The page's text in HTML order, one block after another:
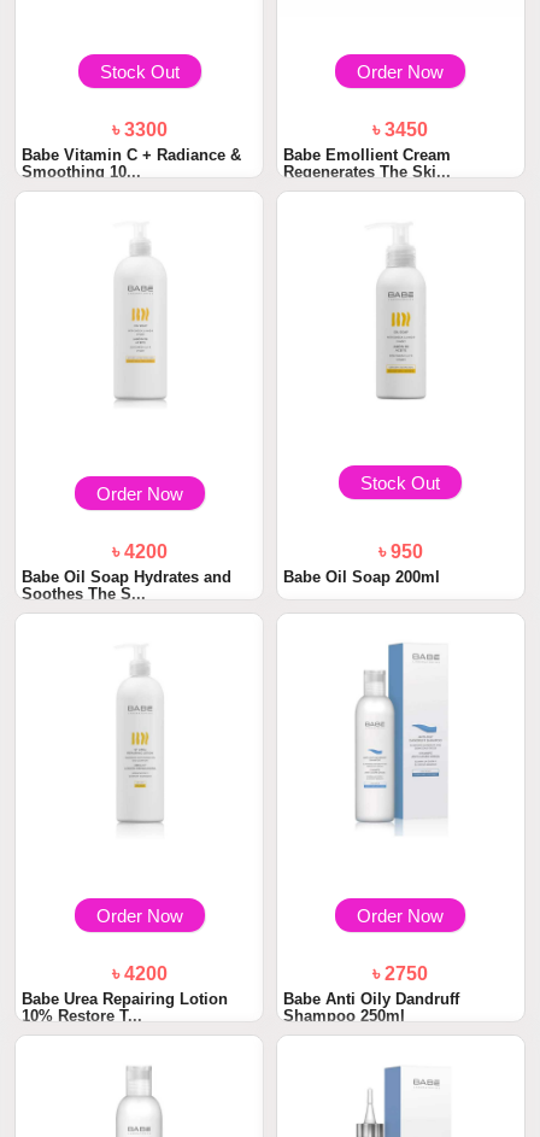
Stock Out
৳ 3300
Babe Vitamin C + Radiance &
Smoothing 10...
Order Now
৳ 3450
Babe Emollient Cream
Regenerates The Ski...
Order Now
৳ 4200
Babe Oil Soap Hydrates and
Soothes The S...
Stock Out
৳ 950
Babe Oil Soap 200ml
Order Now
৳ 4200
Babe Urea Repairing Lotion
10% Restore T...
Order Now
৳ 2750
Babe Anti Oily Dandruff
Shampoo 250ml